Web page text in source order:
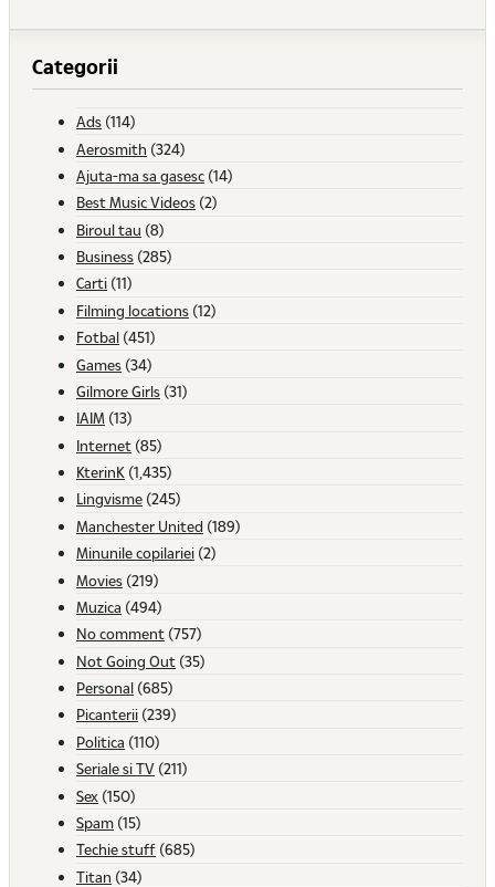
Categorii
Ads (114)
Aerosmith (324)
Ajuta-ma sa gasesc (14)
Best Music Videos (2)
Biroul tau (8)
Business (285)
Carti (11)
Filming locations (12)
Fotbal (451)
Games (34)
Gilmore Girls (31)
IAIM (13)
Internet (85)
KterinK (1,435)
Lingvisme (245)
Manchester United (189)
Minunile copilariei (2)
Movies (219)
Muzica (494)
No comment (757)
Not Going Out (35)
Personal (685)
Picanterii (239)
Politica (110)
Seriale si TV (211)
Sex (150)
Spam (15)
Techie stuff (685)
Titan (34)